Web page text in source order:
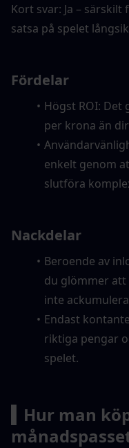
Kort svar: Ja –
satsa på spelet
Fördelar
Högst ROI: Det
per krona än
enkelt genom
slutföra
Nackdelar
Beroende av
du glömmer
inte
Endast
riktiga pengar
spelet.
▍Hur man